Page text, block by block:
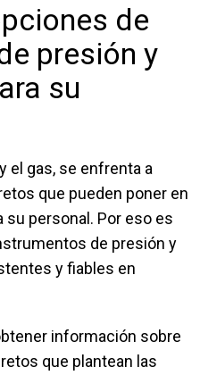
de
presión y
su
el gas, se enfrenta a
que pueden poner en
personal. Por eso es
de presión y
y fiables en
información sobre
que plantean las